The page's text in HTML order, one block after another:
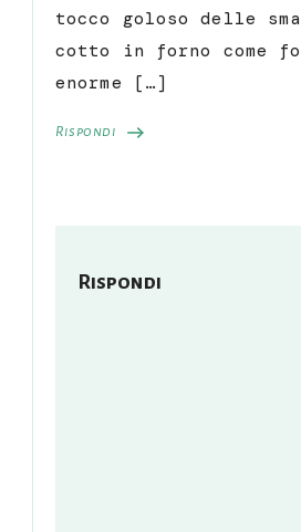
Rispondi
tocco goloso delle
cotto in forno come
enorme […]
Rispondi